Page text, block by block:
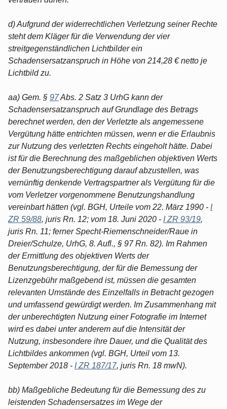
d) Aufgrund der widerrechtlichen Verletzung seiner Rechte
steht dem Kläger für die Verwendung der vier
streitgegenständlichen Lichtbilder ein
Schadensersatzanspruch in Höhe von 214,28 € netto je
Lichtbild zu.
aa) Gem. § 97Abs. 2 Satz 3 UrhG kann der
Schadensersatzanspruch auf Grundlage des Betrags
berechnet werden, den der Verletzte als angemessene
Vergütung hätte entrichten müssen, wenn er die Erlaubnis
zur Nutzung des verletzten Rechts eingeholt hätte. Dabei
ist für die Berechnung des maßgeblichen objektiven Werts
der Benutzungsberechtigung darauf abzustellen, was
vernünftig denkende Vertragspartner als Vergütung für die
vom Verletzer vorgenommene Benutzungshandlung
vereinbart hätten (vgl. BGH, Urteile vom 22. März 1990 - I
ZR 59/88, juris Rn. 12; vom 18. Juni 2020 - I ZR 93/19,
juris Rn. 11; ferner Specht-Riemenschneider/Raue in
Dreier/Schulze, UrhG, 8. Aufl., § 97 Rn. 82). Im Rahmen
der Ermittlung des objektiven Werts der
Benutzungsberechtigung, der für die Bemessung der
Lizenzgebühr maßgebend ist, müssen die gesamten
relevanten Umstände des Einzelfalls in Betracht gezogen
und umfassend gewürdigt werden. Im Zusammenhang mit
der unberechtigten Nutzung einer Fotografie im Internet
wird es dabei unter anderem auf die Intensität der
Nutzung, insbesondere ihre Dauer, und die Qualität des
Lichtbildes ankommen (vgl. BGH, Urteil vom 13.
September 2018 - I ZR 187/17, juris Rn. 18 mwN).
bb) Maßgebliche Bedeutung für die Bemessung des zu
leistenden Schadensersatzes im Wege der